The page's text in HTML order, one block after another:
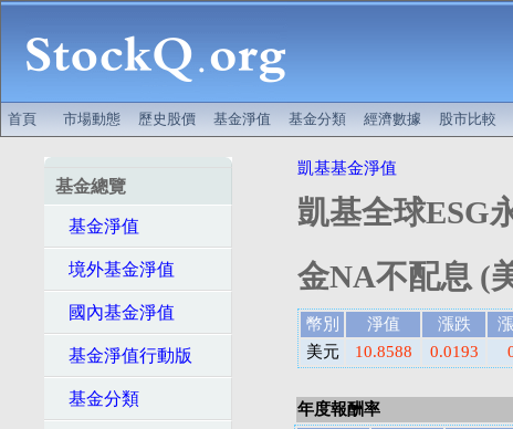
首頁 市場動態 歷史股價 基金淨值 基金分類 經濟數據 股市比較
基金總覽
基金淨值
境外基金淨值
國內基金淨值
基金淨值行動版
基金分類
凱基基金淨值
凱基全球ESG
金NA不配息 (
幣別 淨值 漲跌
美元
10.8588 0.0193
年度報酬率